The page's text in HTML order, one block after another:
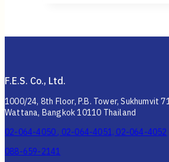
F.E.S. Co., Ltd.
1000/24, 8th Floor, P.B. Tower, Sukhumvit
Wattana, Bangkok 10110 Thailand
02-064-4050 , 02-064-4051, 02-064-4052
088-659-2141